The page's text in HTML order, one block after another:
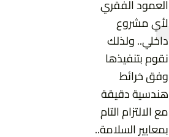
العمود الفقري
لأي مشروع
داخلي.. ولذلك
نقوم بتنفيذها
وفق خرائط
هندسية دقيقة
مع الالتزام التام
بمعايير السلامة..